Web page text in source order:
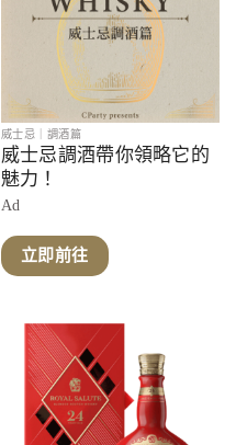
威士忌｜調酒篇
威士忌調酒帶你領略它的
魅力！
Ad
立即前往